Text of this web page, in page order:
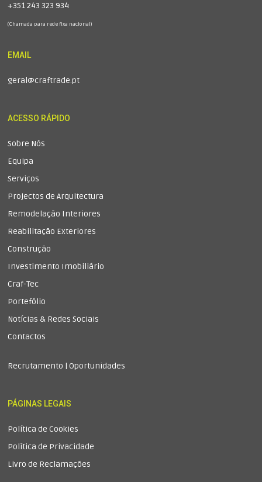
+351 243 323 934
(Chamada para rede fixa nacional)
EMAIL
geral@craftrade.pt
ACESSO RÁPIDO
Sobre Nós
Equipa
Serviços
Projectos de Arquitectura
Remodelação Interiores
Reabilitação Exteriores
Construção
Investimento Imobiliário
Craf-Tec
Portefólio
Notícias & Redes Sociais
Contactos
Recrutamento | Oportunidades
PÁGINAS LEGAIS
Política de Cookies
Política de Privacidade
Livro de Reclamações